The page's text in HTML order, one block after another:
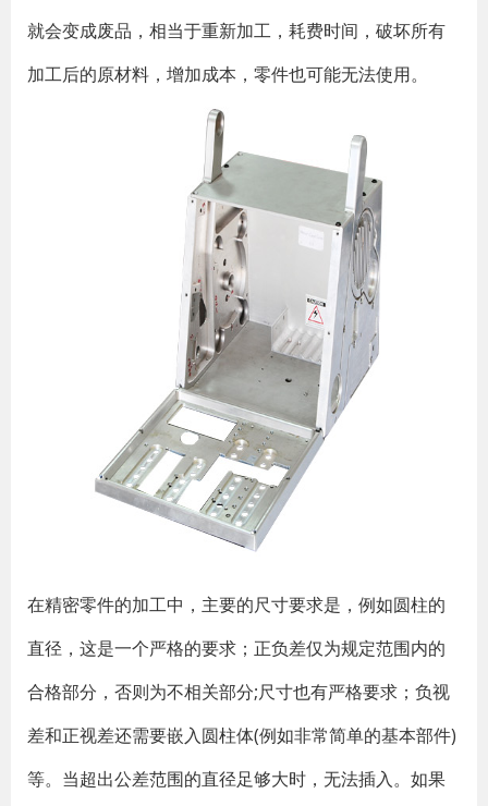
就会变成废品，相当于重新加工，耗费时间，破坏所有
加工后的原材料，增加成本，零件也可能无法使用。
在精密零件的加工中，主要的尺寸要求是，例如圆柱的
直径，这是一个严格的要求；正负差仅为规定范围内的
合格部分，否则为不相关部分;尺寸也有严格要求；负视
差和正视差还需要嵌入圆柱体(例如非常简单的基本部件)
等。当超出公差范围的直径足够大时，无法插入。如果